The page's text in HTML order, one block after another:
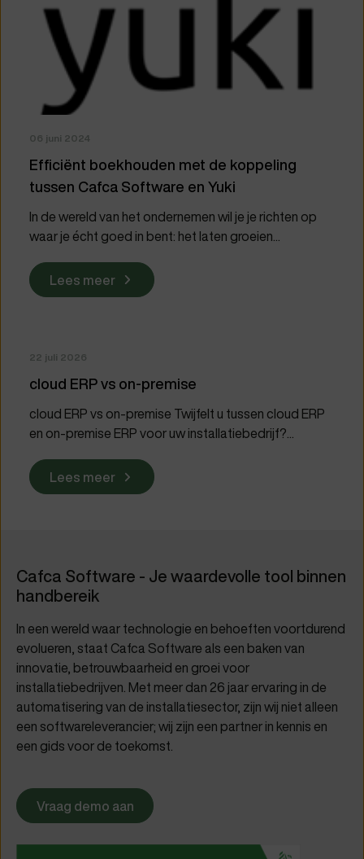
06 juni 2024
Efficiënt boekhouden met de koppeling
tussen Cafca Software en Yuki
In de wereld van het ondernemen wil je je richten op
waar je écht goed in bent: het laten groeien...
Lees meer
22 juli 2026
cloud ERP vs on-premise
cloud ERP vs on-premise Twijfelt u tussen cloud ERP
en on-premise ERP voor uw installatiebedrijf?...
Lees meer
Cafca Software - Je waardevolle tool binnen
handbereik
In een wereld waar technologie en behoeften voortdurend
evolueren, staat Cafca Software als een baken van
innovatie, betrouwbaarheid en groei voor
installatiebedrijven. Met meer dan 26 jaar ervaring in de
automatisering van de installatiesector, zijn wij niet alleen
een softwareleverancier; wij zijn een partner in kennis en
een gids voor de toekomst.
Vraag demo aan